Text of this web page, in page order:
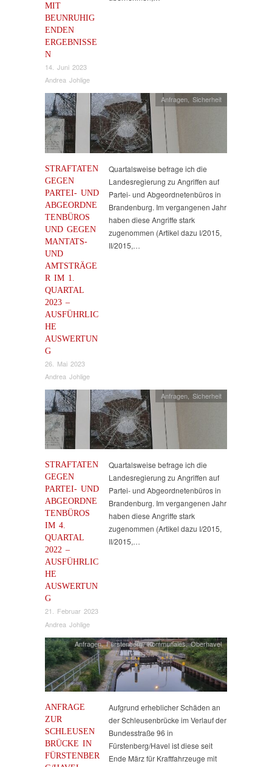
MIT
BEUNRUHIG
ENDEN
ERGEBNISSE
N
14. Juni 2023
Andrea Johlige
STRAFTATEN
GEGEN
PARTEI- UND
ABGEORDNE
TENBÜROS
UND GEGEN
MANTATS-
UND
AMTSTRÄGE
R IM 1.
QUARTAL
2023 –
AUSFÜHRLIC
HE
AUSWERTUN
G
26. Mai 2023
Andrea Johlige
Anfragen,Sicherheit
Quartalsweise befrage ich die
Landesregierung zu Angriffen auf
Partei- und Abgeordnetenbüros in
Brandenburg. Im vergangenen Jahr
haben diese Angriffe stark
zugenommen (Artikel dazu I/2015,
II/2015,…
STRAFTATEN
GEGEN
PARTEI- UND
ABGEORDNE
TENBÜROS
IM 4.
QUARTAL
2022 –
AUSFÜHRLIC
HE
AUSWERTUN
G
21. Februar 2023
Andrea Johlige
Anfragen ,Sicherheit
Quartalsweise befrage ich die
Landesregierung zu Angriffen auf
Partei- und Abgeordnetenbüros in
Brandenburg. Im vergangenen Jahr
haben diese Angriffe stark
zugenommen (Artikel dazu I/2015,
II/2015,…
ANFRAGE
ZUR
SCHLEUSEN
BRÜCKE IN
FÜRSTENBER
Anfragen,Fürstenberg,Kommunales,Oberhavel
Aufgrund erheblicher Schäden an
der Schleusenbrücke im Verlauf der
Bundesstraße 96 in
Fürstenberg/Havel ist diese seit
Ende März für Kraftfahrzeuge mit